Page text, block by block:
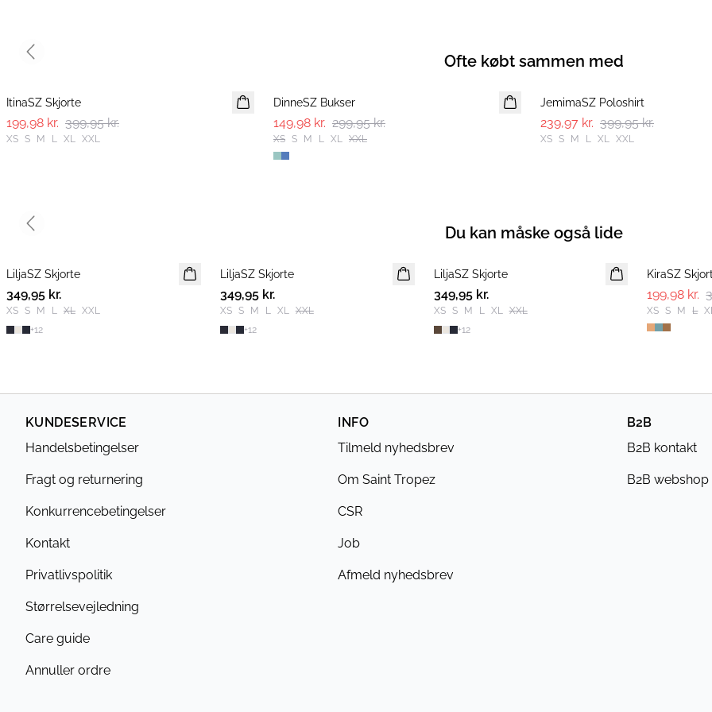
Ofte købt sammen med
ItinaSZ Skjorte
199,98 kr. 399,95 kr.
XS S M L XL XXL
DinneSZ Bukser
149,98 kr. 299,95 kr.
XS S M L XL XXL
-40%
JemimaSZ Poloshirt
239,97 kr. 399,95 kr.
XS S M L XL XXL
Previous slide
Du kan måske også lide
NYHED
LiljaSZ Skjorte
349,95 kr.
XS S M L XL XXL
+12
NYHED
LiljaSZ Skjorte
349,95 kr.
XS S M L XL XXL
+12
NYHED
LiljaSZ Skjorte
349,95 kr.
XS S M L XL XXL
+12
KiraSZ
199,98 kr.
XS S M L
Previous slide
KUNDESERVICE
Handelsbetingelser
Fragt og returnering
Konkurrencebetingelser
Kontakt
Privatlivspolitik
Størrelsevejledning
Care guide
Annuller ordre
INFO
Tilmeld nyhedsbrev
Om Saint Tropez
CSR
Job
Afmeld nyhedsbrev
B2B
B2B kontakt
B2B webshop